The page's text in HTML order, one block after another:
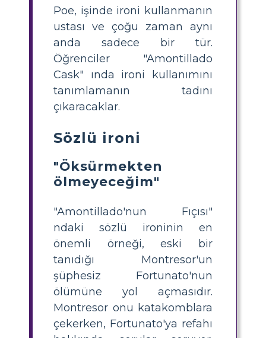
Poe, işinde ironi kullanmanın
ustası ve çoğu zaman aynı
anda sadece bir tür.
Öğrenciler "Amontillado
Cask" ında ironi kullanımını
tanımlamanın tadını
çıkaracaklar.
Sözlü ironi
"Öksürmekten
ölmeyeceğim"
"Amontillado'nun Fıçısı"
ndaki sözlü ironinin en
önemli örneği, eski bir
tanıdığı Montresor'un
şüphesiz Fortunato'nun
ölümüne yol açmasıdır.
Montresor onu katakomblara
çekerken, Fortunato'ya refahı